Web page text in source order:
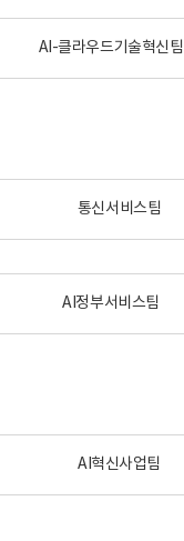
AI-클라우드기술혁신팀
통신서비스팀
AI정부서비스팀
AI혁신사업팀